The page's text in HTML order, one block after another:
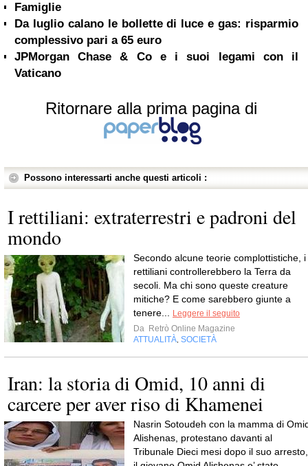
Famiglie
Da luglio calano le bollette di luce e gas: risparmio
complessivo pari a 65 euro
JPMorgan Chase & Co e i suoi legami con il
Vaticano
Ritornare alla prima pagina di
Possono interessarti anche questi articoli :
I rettiliani: extraterrestri e padroni del
mondo
Secondo alcune teorie complottistiche, i
rettiliani controllerebbero la Terra da
secoli. Ma chi sono queste creature
mitiche? E come sarebbero giunte a
tenere...
Leggere il seguito
Da Retrò Online Magazine
ATTUALITÀ SOCIETÀ
Iran: la storia di Omid, 10 anni di
carcere per aver riso di Khamenei
Nasrin Sotoudeh con la mamma di
Alishenas, protestano davanti al
Tribunale Dieci mesi dopo il suo arresto,